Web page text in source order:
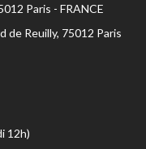
Paris - FRANCE
de Reuilly, 75012 Paris
12h)